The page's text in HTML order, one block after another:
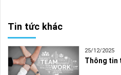
Tin tức khác
25/12/2025
Thông tin